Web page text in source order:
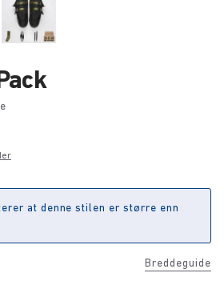
at denne stilen er større enn
Breddeguide